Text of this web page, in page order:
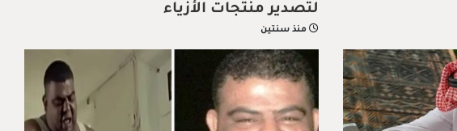
لتصدير منتجات الأزياء
منذ سنتين